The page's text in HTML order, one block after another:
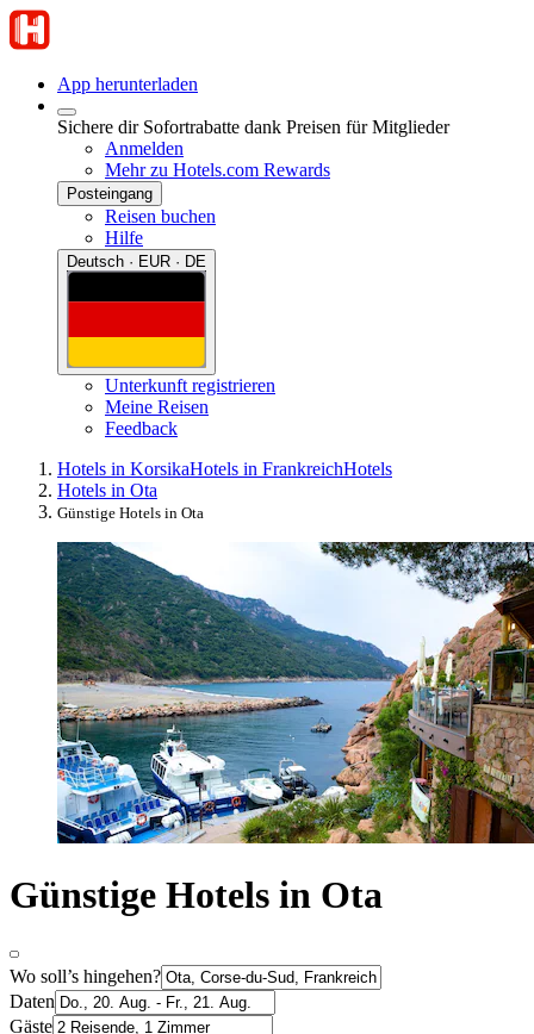
App herunterladen
Sichere dir Sofortrabatte dank Preisen für Mitglieder
Anmelden
Mehr zu Hotels.com Rewards
Posteingang
Reisen buchen
Hilfe
Deutsch · EUR · DE
Unterkunft registrieren
Meine Reisen
Feedback
Hotels in KorsikaHotels in FrankreichHotels
Hotels in Ota
Günstige Hotels in Ota
Günstige Hotels in Ota
Wo soll’s hingehen?
Daten
Gäste